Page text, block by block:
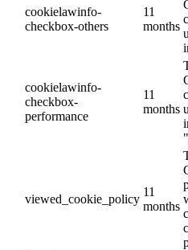
cookielawinfo-
checkbox-others
11
months
cookielawinfo-
checkbox-
performance
11
months
viewed_cookie_policy
11
months